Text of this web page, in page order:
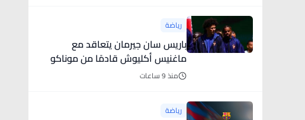
رياضة
باريس سان جيرمان يتعاقد مع
ماغنيس أكليوش قادمًا من موناكو
منذ 9 ساعات
رياضة